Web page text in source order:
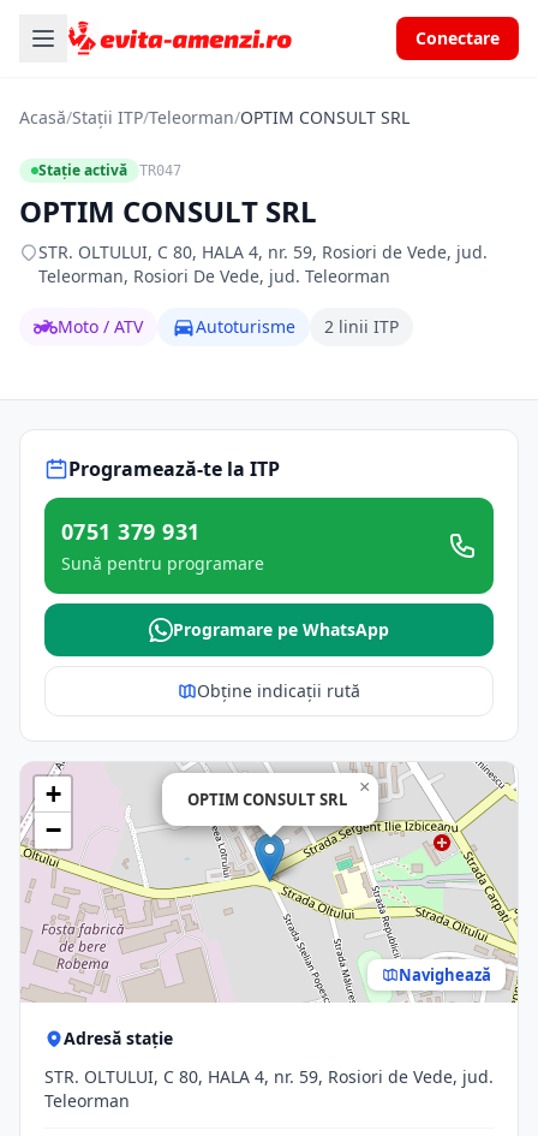
Conectare
Acasă/Stații ITP/Teleorman/OPTIM CONSULT SRL
Stație activă TR047
OPTIM CONSULT SRL
STR. OLTULUI, C 80, HALA 4, nr. 59, Rosiori de Vede, jud.
Teleorman, Rosiori De Vede, jud. Teleorman
Moto / ATV Autoturisme 2 linii ITP
Programează-te la ITP
0751 379 931
Sună pentru programare
Programare pe WhatsApp
Obține indicații rută
OPTIM CONSULT SRL
×
+
−
Navighează
Adresă stație
STR. OLTULUI, C 80, HALA 4, nr. 59, Rosiori de Vede, jud.
Teleorman